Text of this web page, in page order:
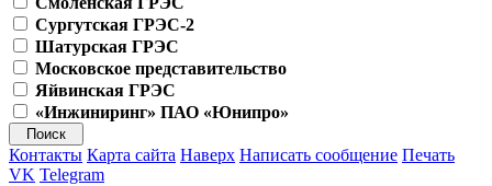
Сургутская ГРЭС-2
Шатурская ГРЭС
Московское представительство
Яйвинская ГРЭС
«Инжиниринг» ПАО «Юнипро»
Контакты Карта сайта Наверх Написать сообщение Печать
VK Telegram